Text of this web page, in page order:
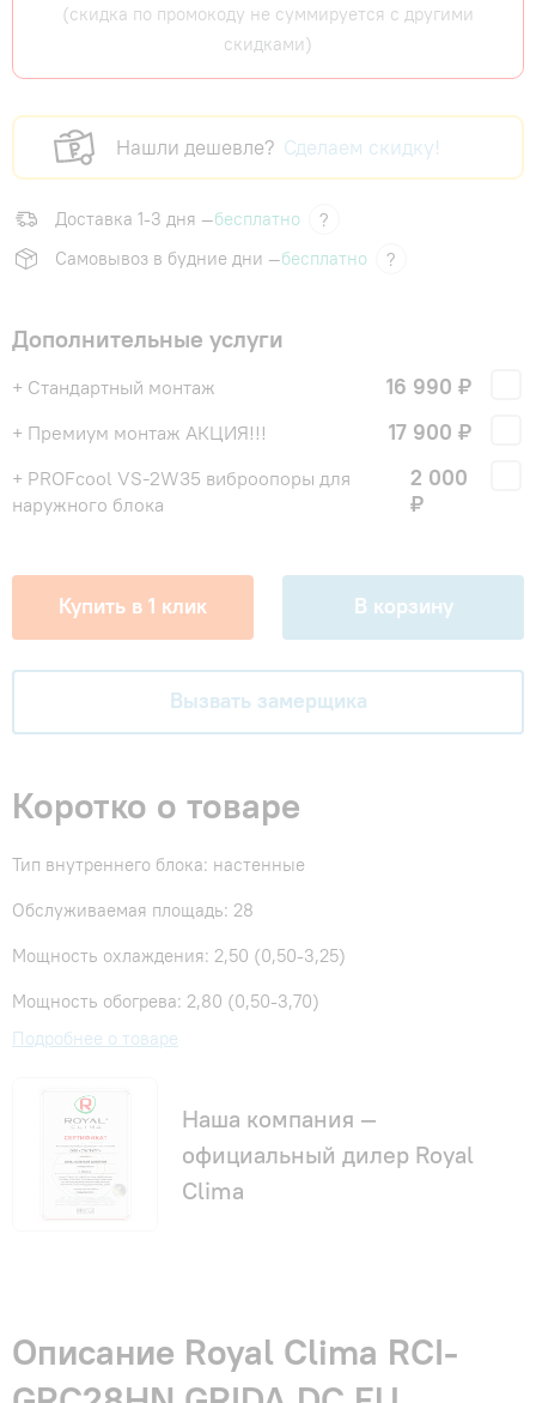
(скидка по промокоду не суммируется с другими
скидками)
Нашли дешевле? Сделаем скидку!
Доставка 1-3 дня —бесплатно
?
Самовывоз в будние дни —бесплатно ?
Дополнительные услуги
+ Стандартный монтаж 16 990 ₽
+ Премиум монтаж АКЦИЯ!!! 17 900 ₽
+ PROFcool VS-2W35 виброопоры для
наружного блока
2 000
₽
Купить в 1 клик В корзину
Вызвать замерщика
Коротко о товаре
Тип внутреннего блока: настенные
Обслуживаемая площадь: 28
Мощность охлаждения: 2,50 (0,50-3,25)
Мощность обогрева: 2,80 (0,50-3,70)
Подробнее о товаре
Наша компания —
официальный дилер Royal
Clima
Описание Royal Clima RCI-